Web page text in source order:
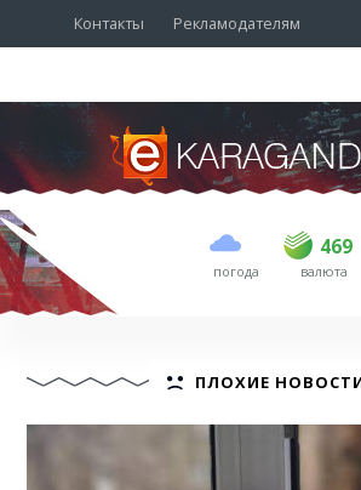
Контакты Рекламодателям
погода
469
USD 468
EUR валюта
ПЛОХИЕ